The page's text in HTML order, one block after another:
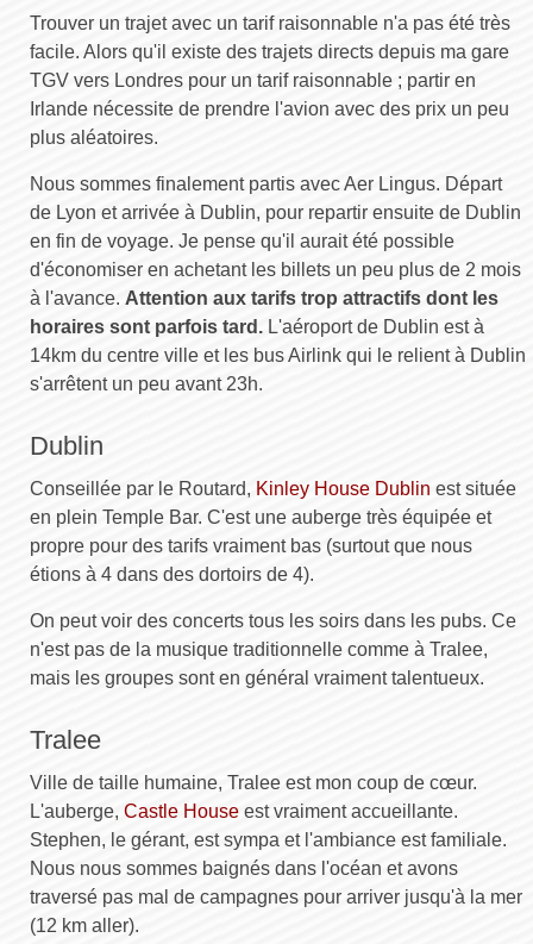
Trouver un trajet avec un tarif raisonnable n'a pas été très
facile. Alors qu'il existe des trajets directs depuis ma gare
TGV vers Londres pour un tarif raisonnable ; partir en
Irlande nécessite de prendre l'avion avec des prix un peu
plus aléatoires.
Nous sommes finalement partis avec Aer Lingus. Départ
de Lyon et arrivée à Dublin, pour repartir ensuite de Dublin
en fin de voyage. Je pense qu'il aurait été possible
d'économiser en achetant les billets un peu plus de 2 mois
à l'avance. Attention aux tarifs trop attractifs dont les
horaires sont parfois tard. L'aéroport de Dublin est à
14km du centre ville et les bus Airlink qui le relient à Dublin
s'arrêtent un peu avant 23h.
Dublin
Conseillée par le Routard, Kinley House Dublin est située
en plein Temple Bar. C'est une auberge très équipée et
propre pour des tarifs vraiment bas (surtout que nous
étions à 4 dans des dortoirs de 4).
On peut voir des concerts tous les soirs dans les pubs. Ce
n'est pas de la musique traditionnelle comme à Tralee,
mais les groupes sont en général vraiment talentueux.
Tralee
Ville de taille humaine, Tralee est mon coup de cœur.
L'auberge, Castle House est vraiment accueillante.
Stephen, le gérant, est sympa et l'ambiance est familiale.
Nous nous sommes baignés dans l'océan et avons
traversé pas mal de campagnes pour arriver jusqu'à la mer
(12 km aller).